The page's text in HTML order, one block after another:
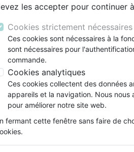
Testaments
Couple
ansLatino, Folk
Soul
animés
conférences
Testament
:
les accepter pour continuer
Cookies strictement nécessaires
Ces cookies sont nécessaires à la
sont nécessaires pour
commande.
Cookies analytiques
Ces cookies collectent des données
appareils et la navigation. Nous nous
pour améliorer notre site web.
fermant cette fenêtre sans faire de